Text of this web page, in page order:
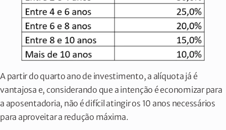
A partir do quarto ano de investimento, a alíquota já é
vantajosa e, considerando que a intenção é economizar para
a aposentadoria, não é difícil atingir os 10 anos necessários
para aproveitar a redução máxima.